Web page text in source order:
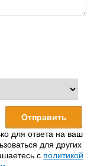
для ответа на ваш
для других
с политикой